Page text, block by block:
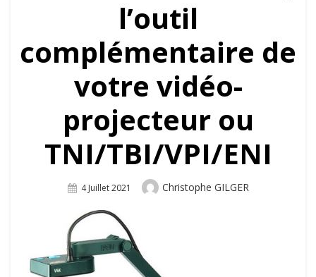
l’outil
complémentaire de
votre vidéo-
projecteur ou
TNI/TBI/VPI/ENI
Posted
4 Juillet 2021 Author
Christophe GILGER